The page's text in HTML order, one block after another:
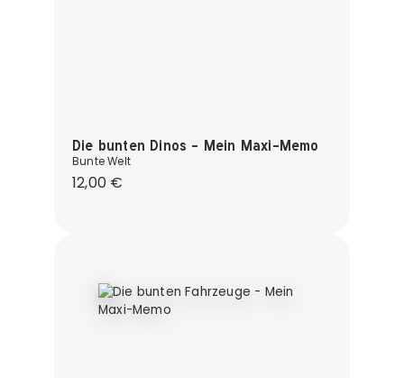
Die bunten Dinos - Mein Maxi-Memo
Bunte Welt
Regulärer Preis:
12,00 €